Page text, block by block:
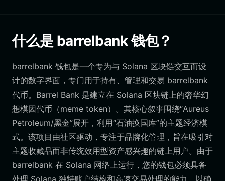
什么是 barrelbank 钱包？
barrelbank 钱包是一个专为与 Solana 区块链交互而设
计的数字界面，专门用于持有、管理和交易 barrelbank
代币。Barrel Bank 是建立在 Solana 区块链上的奢华幻
想模因代币（meme token）。其核心叙事围绕“Aureus
Petroleum/黑金”展开，利用“石油换国库”的主题经济模
式。该项目由社区驱动，专注于品牌化管理，旨在吸引对
主题收藏品而非传统效用型资产感兴趣的链上用户。由于
barrelbank 在 Solana 网络上运行，您的钱包必须具备
处理 Solana 独特账户结构和高速交易处理的能力，以确